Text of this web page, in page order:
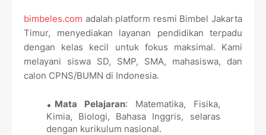
bimbeles.com adalah platform resmi Bimbel Jakarta
Timur, menyediakan layanan pendidikan terpadu
dengan kelas kecil untuk fokus maksimal. Kami
melayani siswa SD, SMP, SMA, mahasiswa, dan
calon CPNS/BUMN di Indonesia.
Mata Pelajaran: Matematika, Fisika,
Kimia, Biologi, Bahasa Inggris, selaras
dengan kurikulum nasional.